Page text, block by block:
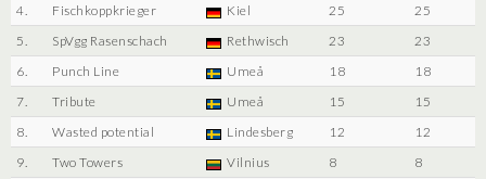
4.
Fischkoppkrieger Kiel 25
25
5.
SpVgg Rasenschach Rethwisch 23
23
6.
Punch Line Umeå 18
18
7.
Tribute Umeå 15
15
8.
Wasted potential Lindesberg 12
12
9.
Two Towers Vilnius 8
8